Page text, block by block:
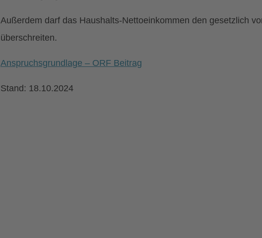
Außerdem darf das Haushalts-Nettoeinkommen den gesetzlich
überschreiten.
Anspruchsgrundlage – ORF Beitrag
Stand: 18.10.2024